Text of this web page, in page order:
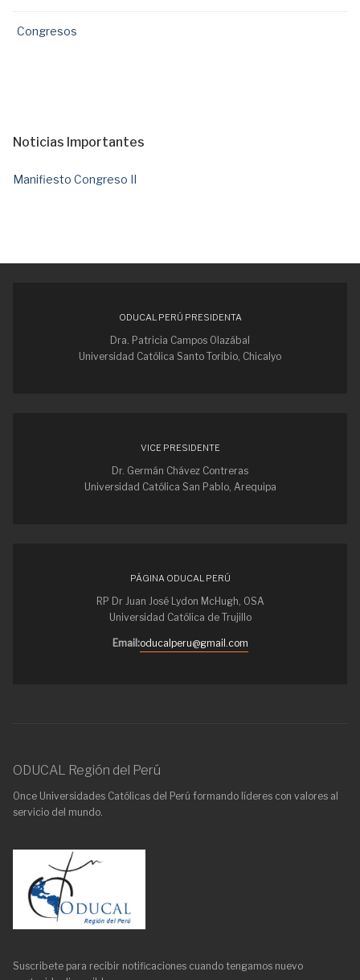
Congresos
Noticias Importantes
Manifiesto Congreso II
ODUCAL PERÚ PRESIDENTA
Dra. Patricia Campos Olazábal
Universidad Católica Santo Toribio, Chicalyo
VICE PRESIDENTE
Dr. Germán Chávez Contreras
Universidad Católica San Pablo, Arequipa
PÁGINA ODUCAL PERÚ
RP Dr Juan José Lydon McHugh, OSA
Universidad Católica de Trujillo
Email:oducalperu@gmail.com
ODUCAL Región del Perú
Once Universidades Católicas del Perú formando líderes con valores al
servicio del mundo.
Suscribete para recibir notificaciones cuando tengamos nuevo